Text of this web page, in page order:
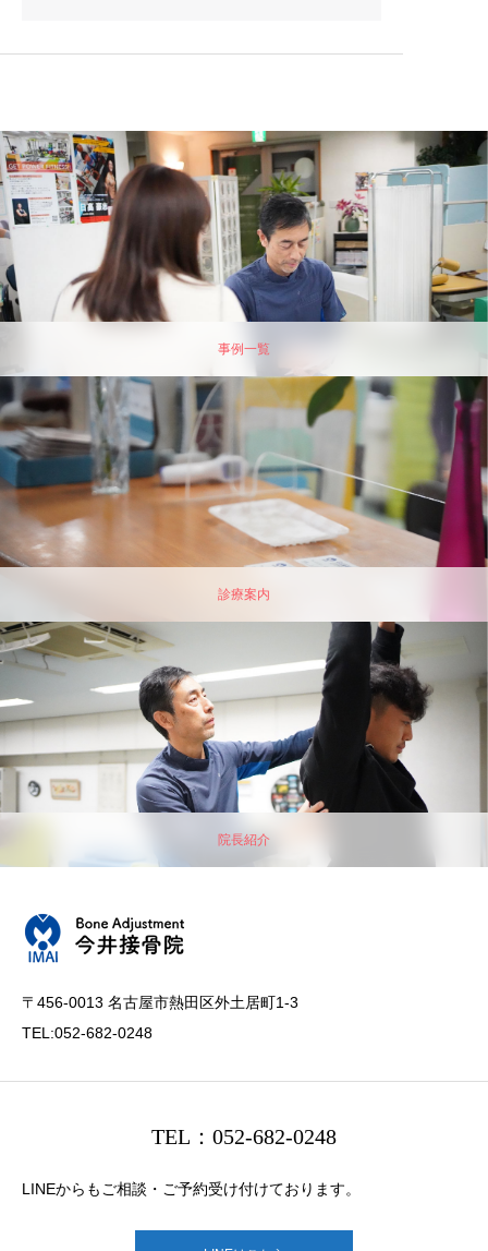
事例一覧
診療案内
院長紹介
〒456-0013 名古屋市熱田区外土居町1-3
TEL:052-682-0248
TEL：052-682-0248
LINEからもご相談・ご予約受け付けております。